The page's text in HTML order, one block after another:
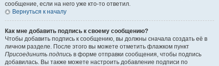
сообщение, если на него уже кто-то ответил.
Вернуться к началу
Как мне добавить подпись к своему сообщению?
Чтобы добавить подпись к сообщению, вы должны сначала создать её в
личном разделе. После этого вы можете отметить флажком пункт
Присоединить подпись в форме отправки сообщения, чтобы подпись
добавилась. Вы также можете настроить добавление подписи по